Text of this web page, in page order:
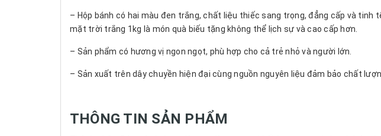
– Hộp bánh có hai màu đen trắng, chất liệu thiếc sang trọng, đẳng cấp và
mặt trời trắng 1kg là món quà biếu tặng không thể lịch sự và cao cấp hơn.
– Sản phẩm có hương vị ngon ngọt, phù hợp cho cả trẻ nhỏ và người lớn.
– Sản xuất trên ​dây chuyền hiện đại cùng nguồn nguyên liệu đảm bảo chất
THÔNG TIN SẢN PHẨM